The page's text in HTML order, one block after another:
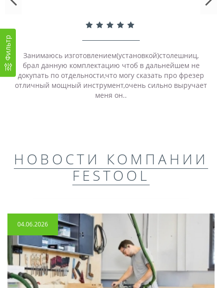
Фильтр
Занимаюсь изготовлением(установкой)столешниц,
брал данную комплектацию чтоб в дальнейшем не
докупать по отдельности,что могу сказать про фрезер
отличный мощный инструмент,очень сильно выручает
меня он..
НОВОСТИ КОМПАНИИ
FESTOOL
04.06.2026